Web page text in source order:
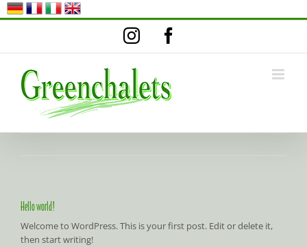
Ga
inhoud
Instagram
Hello world!
Welcome to WordPress. This is your first post. Edit or delete it,
then start writing!